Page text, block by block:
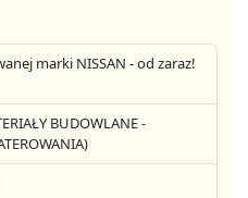
marki NISSAN - od zaraz!
BUDOWLANE -